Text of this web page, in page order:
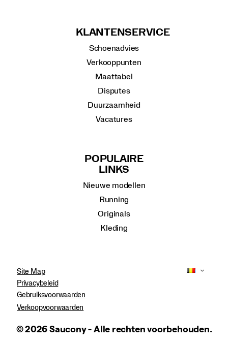
KLANTENSERVICE
Schoenadvies
Verkooppunten
Maattabel
Disputes
Duurzaamheid
Vacatures
POPULAIRE
LINKS
Nieuwe modellen
Running
Originals
Kleding
Site Map
Privacybeleid
Gebruiksvoorwaarden
Verkoopvoorwaarden
© 2026 Saucony - Alle rechten voorbehouden.